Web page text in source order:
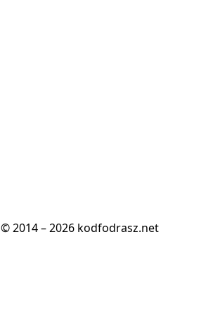
© 2014 – 2026 kodfodrasz.net